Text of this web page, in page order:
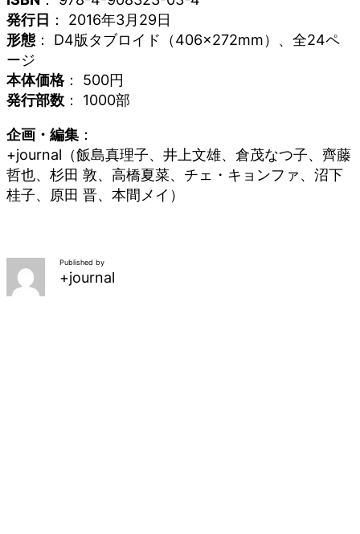
発行日 ： 2016年3月29日
形態 ： D4版タブロイド（406×272mm）、全24ペ
ージ
本体価格： 500円
発行部数 ： 1000部
企画・編集 ：
+journal（飯島真理子、井上文雄、倉茂なつ子、齊藤
哲也、杉田 敦、高橋夏菜、チェ・キョンファ、沼下
桂子、原田 晋、本間メイ）
Published by
+journal